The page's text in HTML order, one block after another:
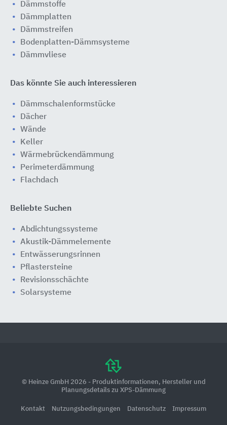
Dämmstoffe
Dämmplatten
Dämmstreifen
Bodenplatten-Dämmsysteme
Dämmvliese
Das könnte Sie auch interessieren
Dämmschalenformstücke
Dächer
Wände
Keller
Wärmebrückendämmung
Perimeterdämmung
Flachdach
Beliebte Suchen
Abdichtungssysteme
Akustik-Dämmelemente
Entwässerungsrinnen
Pflastersteine
Revisionsschächte
Solarsysteme
© Heinze GmbH 2026 - Produktinformationen, Hersteller und
Planungsdetails zu XPS-Dämmung
Kontakt Nutzungsbedingungen Datenschutz Impressum